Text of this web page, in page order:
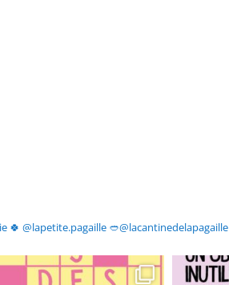
🍀 @lapetite.pagaille 🥙@lacantinedelapagaille